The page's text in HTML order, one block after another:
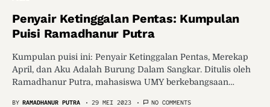
Penyair Ketinggalan Pentas: Kumpulan
Puisi Ramadhanur Putra
Kumpulan puisi ini: Penyair Ketinggalan Pentas, Merekap
April, dan Aku Adalah Burung Dalam Sangkar. Ditulis oleh
Ramadhanur Putra, mahasiswa UMY berkebangsaan…
BY RAMADHANUR PUTRA 29 MEI 2023 NO COMMENTS